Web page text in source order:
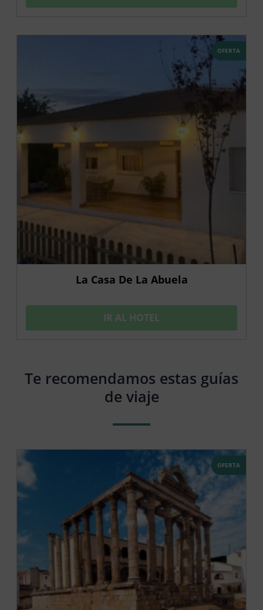
OFERTA
La Casa De La Abuela
IR AL HOTEL
Te recomendamos estas guías
de viaje
OFERTA